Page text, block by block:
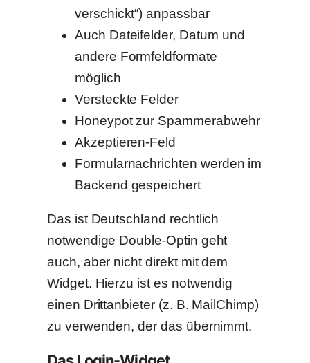
verschickt“) anpassbar
Auch Dateifelder, Datum und
andere Formfeldformate
möglich
Versteckte Felder
Honeypot zur Spammerabwehr
Akzeptieren-Feld
Formularnachrichten werden im
Backend gespeichert
Das ist Deutschland rechtlich
notwendige Double-Optin geht
auch, aber nicht direkt mit dem
Widget. Hierzu ist es notwendig
einen Drittanbieter (z. B. MailChimp)
zu verwenden, der das übernimmt.